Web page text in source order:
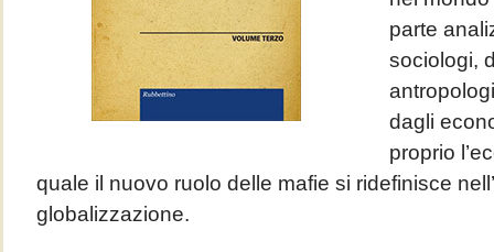
parte
sociologi,
dagli
proprio
quale il nuovo ruolo delle mafie si ridefinisce
globalizzazione.